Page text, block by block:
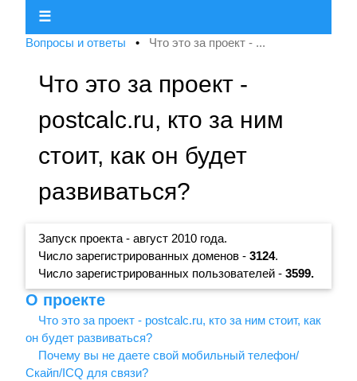
☰
Вопросы и ответы • Что это за проект - ...
Что это за проект -
postcalc.ru, кто за ним
стоит, как он будет
развиваться?
Запуск проекта - август 2010 года.
Число зарегистрированных доменов - 3124.
Число зарегистрированных пользователей - 3599.
О проекте
Что это за проект - postcalc.ru, кто за ним стоит, как
он будет развиваться?
Почему вы не даете свой мобильный телефон/
Скайп/ICQ для связи?